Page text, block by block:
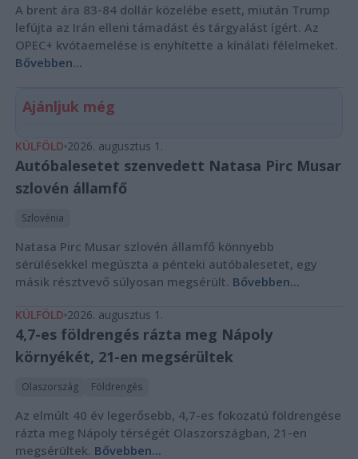
A brent ára 83-84 dollár közelébe esett, miután Trump
lefújta az Irán elleni támadást és tárgyalást ígért. Az
OPEC+ kvótaemelése is enyhítette a kínálati félelmeket.
Bővebben...
Ajánljuk még
KÜLFÖLD 2026. augusztus 1.
Autóbalesetet szenvedett Natasa Pirc Musar
szlovén államfő
Szlovénia
Natasa Pirc Musar szlovén államfő könnyebb
sérülésekkel megúszta a pénteki autóbalesetet, egy
másik résztvevő súlyosan megsérült. Bővebben...
KÜLFÖLD 2026. augusztus 1.
4,7-es földrengés rázta meg Nápoly
környékét, 21-en megsérültek
Olaszország Földrengés
Az elmúlt 40 év legerősebb, 4,7-es fokozatú földrengése
rázta meg Nápoly térségét Olaszországban, 21-en
megsérültek. Bővebben...